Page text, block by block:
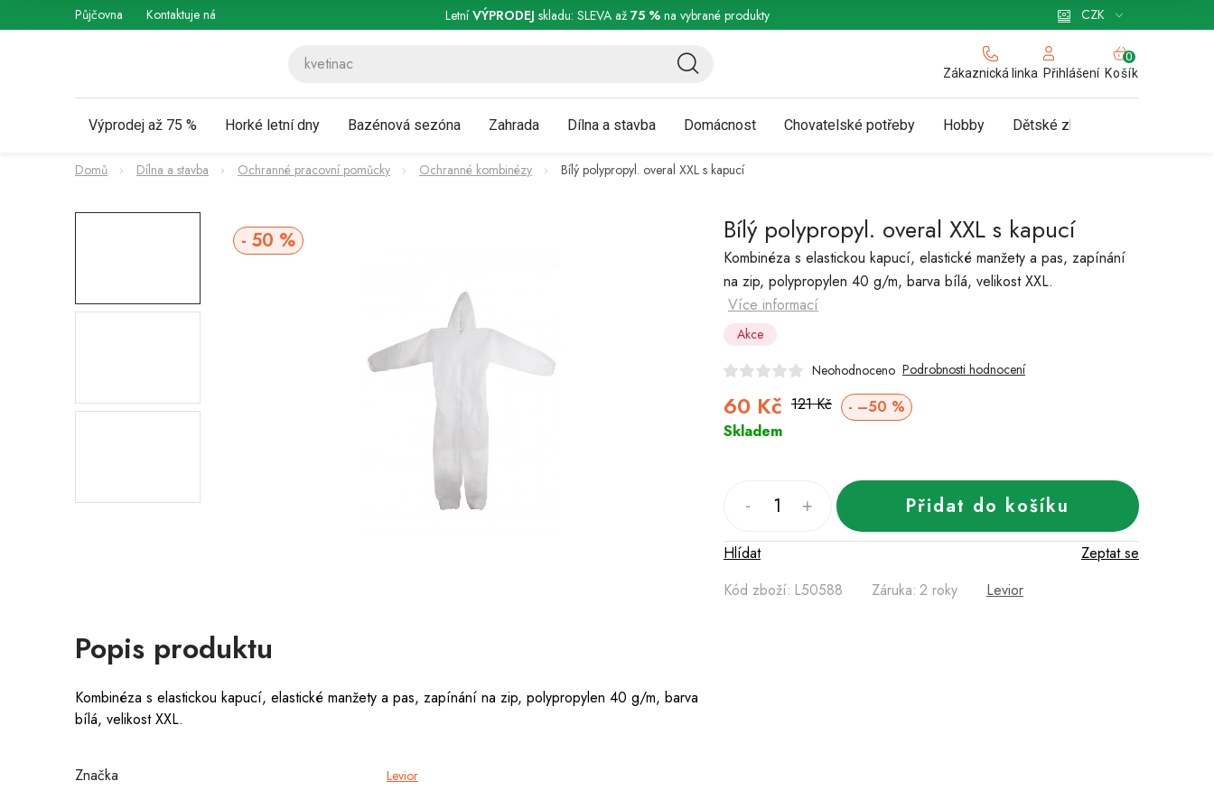
na
Půjčovna Kontaktuje nás Vrácení a reklamace Podmínky ochrany osobních údajů Obchodní podmínky pro podnikatele Zásady používání cookies
CZK
LetníVÝPRODEJ skladu: SLEVA až 75 %na vybrané produkty
Zákaznická linka Přihlášení
NÁKUPNÍ
KOŠÍK
Košík
Výprodej až 75 % Horké letní dny Bazénová sezóna Zahrada Dílna a stavba Domácnost Chovatelské potřeby Hobby Dětské zboží a hračky
Domů Dílna a stavba Ochranné pracovní pomůcky Ochranné kombinézy Bílý polypropyl. overal XXL s kapucí
Bílý polypropyl. overal XXL s kapucí
Akce
Kombinéza s elastickou kapucí, elastické manžety a pas, zapínání
na zip, polypropylen 40 g/m, barva bílá, velikost XXL.
Více informací
Neohodnoceno Podrobnosti hodnocení
121 Kč –50 %
60 Kč
Skladem
Přidat do košíku
Kód zboží: L50588 Záruka: 2 roky Levior
Zeptat se
Hlídat
50 %
Popis produktu
Kombinéza s elastickou kapucí, elastické manžety a pas, zapínání na zip, polypropylen 40 g/m, barva
bílá, velikost XXL.
Značka Levior